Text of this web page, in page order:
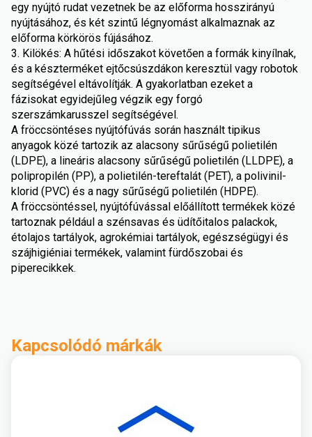
egy nyújtó rudat vezetnek be az előforma hosszirányú
nyújtásához, és két szintű légnyomást alkalmaznak az
előforma körkörös fújásához.
3. Kilökés: A hűtési időszakot követően a formák kinyílnak,
és a készterméket ejtőcsúszdákon keresztül vagy robotok
segítségével eltávolítják. A gyakorlatban ezeket a
fázisokat egyidejűleg végzik egy forgó
szerszámkarusszel segítségével.
A fröccsöntéses nyújtófúvás során használt tipikus
anyagok közé tartozik az alacsony sűrűségű polietilén
(LDPE), a lineáris alacsony sűrűségű polietilén (LLDPE), a
polipropilén (PP), a polietilén-tereftalát (PET), a polivinil-
klorid (PVC) és a nagy sűrűségű polietilén (HDPE).
A fröccsöntéssel, nyújtófúvással előállított termékek közé
tartoznak például a szénsavas és üdítőitalos palackok,
étolajos tartályok, agrokémiai tartályok, egészségügyi és
szájhigiéniai termékek, valamint fürdőszobai és
piperecikkek.
Kapcsolódó márkák